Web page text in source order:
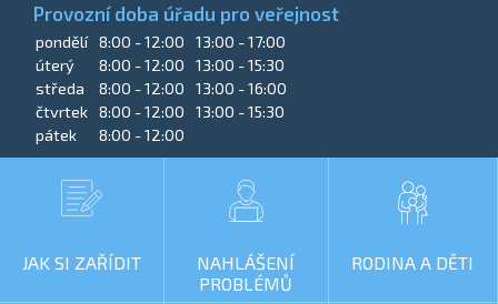
Provozní doba úřadu pro veřejnost
pondělí 8:00 - 12:00
13:00 - 17:00
úterý
8:00 - 12:00
13:00 - 15:30
středa
8:00 - 12:00
13:00 - 16:00
čtvrtek 8:00 - 12:00
13:00 - 15:30
pátek
8:00 - 12:00
JAK SI ZAŘÍDIT
NAHLÁŠENÍ
PROBLÉMŮ
RODINA A DĚTI